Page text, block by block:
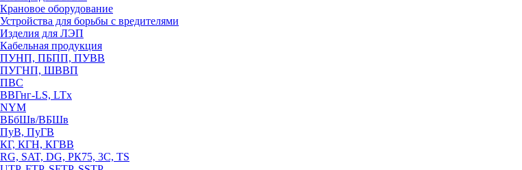
Крановое оборудование
Устройства для борьбы с вредителями
Изделия для ЛЭП
Кабельная продукция
ПУНП, ПБПП, ПУВВ
ПУГНП, ШВВП
ПВС
ВВГнг-LS, LTx
NYM
ВБбШв/ВБШв
ПуВ, ПуГВ
КГ, КГН, КГВВ
RG, SAT, DG, РК75, 3С, TS